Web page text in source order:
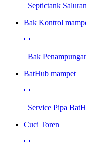
Septictank
Bak Kontrol

Bak
BatHub mampet

Service Pipa
Cuci Toren
